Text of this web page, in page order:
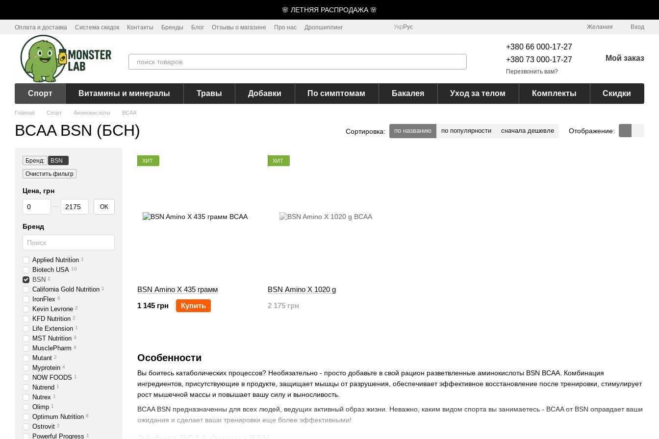
🌸 ЛЕТНЯЯ РАСПРОДАЖА 🌸
Оплата и доставка Система скидок Контакты Бренды Блог Отзывы о магазине Про нас Дропшиппинг Укр Рус Желания Вход
+380 66 000-17-27
+380 73 000-17-27
Перезвонить вам?
Мой заказ
Спорт Витамины и минералы Травы Добавки По симптомам Бакалея Уход за телом Комплекты Скидки
Главная Спорт Аминокислоты BCAA
BCAA BSN (БСН) Сортировка: по названию по популярности сначала дешевле Отображение:
Особенности
Вы боитесь катаболических процессов? Необязательно - просто добавьте в свой рацион разветвленные аминокислоты BSN BCAA. Комбинация
ингредиентов, присутствующие в продукте, защищает мышцы от разрушения, обеспечивает эффективное восстановление после тренировки, стимулирует
рост мышечной массы и повышает вашу силу и выносливость.
BCAA BSN предназначенны для всех людей, ведущих активный образ жизни. Неважно, каким видом спорта вы занимаетесь - BCAA от BSN оправдает ваши
ожидания и сделает ваши тренировки еще более эффективными!
ХИТ
BSN Amino X 435 грамм
1 145 грн
Купить
ХИТ
BSN Amino X 1020 g
2 175 грн
Бренд:
BSN
Очистить фильтр
Цена, грн
От Цена, грн
До Цена, грн OK
Бренд
Applied Nutrition 1
Biotech USA 10
BSN 2
California Gold Nutrition 1
IronFlex 6
Kevin Levrone 2
KFD Nutrition 2
Life Extension 1
MST Nutrition 3
MusclePharm 4
Mutant 2
Myprotein 4
NOW FOODS 1
Nutrend 1
Nutrex 1
Olimp 1
Optimum Nutrition 6
Ostrovit 2
Powerful Progress 1